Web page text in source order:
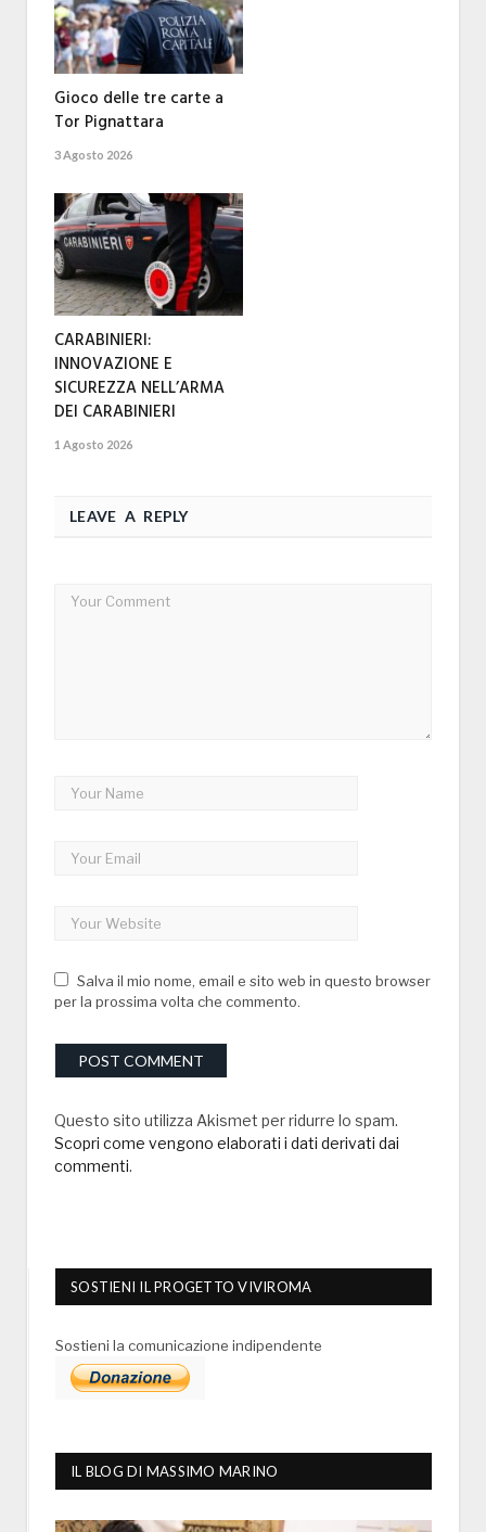
Gioco delle tre carte a
Tor Pignattara
3 Agosto 2026
CARABINIERI:
INNOVAZIONE E
SICUREZZA NELL’ARMA
DEI CARABINIERI
1 Agosto 2026
LEAVE A REPLY
Salva il mio nome, email e sito web in questo browser
per la prossima volta che commento.
Questo sito utilizza Akismet per ridurre lo spam.
Scopri come vengono elaborati i dati derivati dai
commenti.
SOSTIENI IL PROGETTO VIVIROMA
Sostieni la comunicazione indipendente
IL BLOG DI MASSIMO MARINO